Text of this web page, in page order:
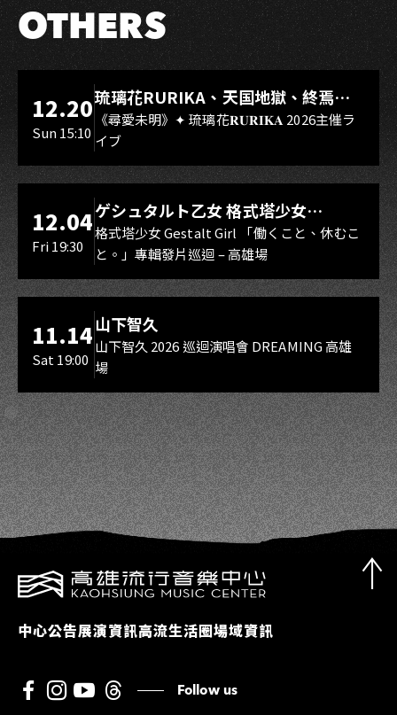
OTHERS
LIVE WAREHOUSE 小庫
12.20
Sun 15:10
琉璃花RURIKA、天国地獄、終焉
Rebirth、DUALIA、無我夢中、花奏
スマイル（O.A.）
《尋愛未明》✦ 琉璃花𝐑𝐔𝐑𝐈𝐊𝐀 2026主催ラ
イブ
LIVE WAREHOUSE 小庫
12.04
Fri 19:30
ゲシュタルト乙女 格式塔少女
Gestalt Girl
格式塔少女 Gestalt Girl 「働くこと、休むこ
と。」專輯發片巡迴 – 高雄場
11.14
Sat 19:00
山下智久
山下智久 2026 巡迴演唱會 DREAMING 高雄
場
中心公告展演資訊高流生活圈場域資訊
Follow us